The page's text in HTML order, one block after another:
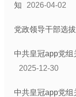
知
2026-04-02
党政领导干部选
中共皇冠app党
2025-12-30
中共皇冠app党